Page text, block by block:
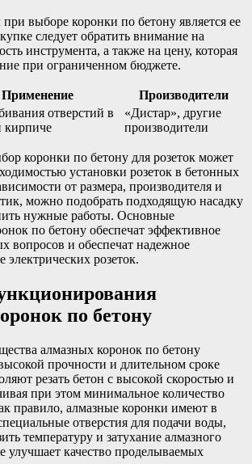
выборе коронки по бетону является ее
следует обратить внимание на
инструмента, а также на цену, которая
при ограниченном бюджете.
Применение
Производители
отверстий в
кирпиче
«Дистар», другие
производители
коронки по бетону для розеток может
установки розеток в бетонных
от размера, производителя и
можно подобрать подходящую насадку
нужные работы. Основные
по бетону обеспечат эффективное
вопросов и обеспечат надежное
розеток.
по бетону
алмазных коронок по бетону
прочности и длительном сроке
резать бетон с высокой скоростью и
при этом минимальное количество
правило, алмазные коронки имеют в
отверстия для подачи воды,
температуру и затухание алмазного
улучшает качество проделываемых